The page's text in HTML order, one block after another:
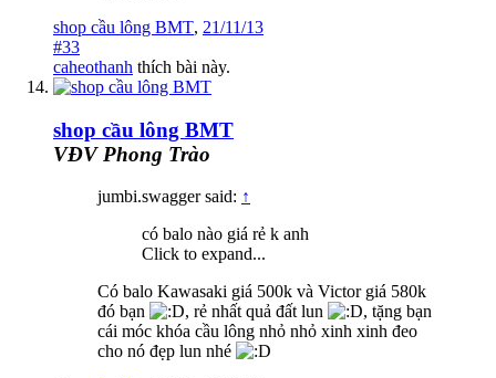
shop cầu lông BMT, 21/11/13
#33
caheothanh thích bài này.
shop cầu lông BMT
VĐV Phong Trào
jumbi.swagger said: ↑
có balo nào giá rẻ k anh
Click to expand...
Có balo Kawasaki giá 500k và Victor giá 580k
đó bạn
, rẻ nhất quả đất lun
, tặng bạn
cái móc khóa cầu lông nhỏ nhỏ xinh xinh đeo
cho nó đẹp lun nhé